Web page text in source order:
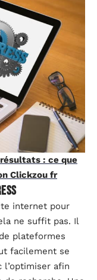
: ce que
Clickzou fr
internet pour
ne suffit pas. Il
plateformes
facilement se
l’optimiser afin